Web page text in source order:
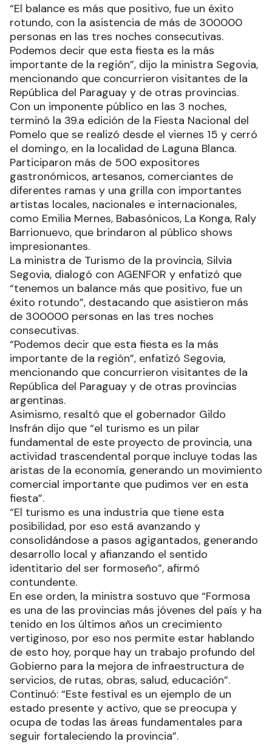
“El balance es más que positivo, fue un éxito
rotundo, con la asistencia de más de 300000
personas en las tres noches consecutivas.
Podemos decir que esta fiesta es la más
importante de la región”, dijo la ministra Segovia,
mencionando que concurrieron visitantes de la
República del Paraguay y de otras provincias.
Con un imponente público en las 3 noches,
terminó la 39.a edición de la Fiesta Nacional del
Pomelo que se realizó desde el viernes 15 y cerró
el domingo, en la localidad de Laguna Blanca.
Participaron más de 500 expositores
gastronómicos, artesanos, comerciantes de
diferentes ramas y una grilla con importantes
artistas locales, nacionales e internacionales,
como Emilia Mernes, Babasónicos, La Konga, Raly
Barrionuevo, que brindaron al público shows
impresionantes.
La ministra de Turismo de la provincia, Silvia
Segovia, dialogó con AGENFOR y enfatizó que
“tenemos un balance más que positivo, fue un
éxito rotundo”, destacando que asistieron más
de 300000 personas en las tres noches
consecutivas.
“Podemos decir que esta fiesta es la más
importante de la región”, enfatizó Segovia,
mencionando que concurrieron visitantes de la
República del Paraguay y de otras provincias
argentinas.
Asimismo, resaltó que el gobernador Gildo
Insfrán dijo que “el turismo es un pilar
fundamental de este proyecto de provincia, una
actividad trascendental porque incluye todas las
aristas de la economía, generando un movimiento
comercial importante que pudimos ver en esta
fiesta”.
“El turismo es una industria que tiene esta
posibilidad, por eso está avanzando y
consolidándose a pasos agigantados, generando
desarrollo local y afianzando el sentido
identitario del ser formoseño”, afirmó
contundente.
En ese orden, la ministra sostuvo que “Formosa
es una de las provincias más jóvenes del país y ha
tenido en los últimos años un crecimiento
vertiginoso, por eso nos permite estar hablando
de esto hoy, porque hay un trabajo profundo del
Gobierno para la mejora de infraestructura de
servicios, de rutas, obras, salud, educación”.
Continuó: “Este festival es un ejemplo de un
estado presente y activo, que se preocupa y
ocupa de todas las áreas fundamentales para
seguir fortaleciendo la provincia”.